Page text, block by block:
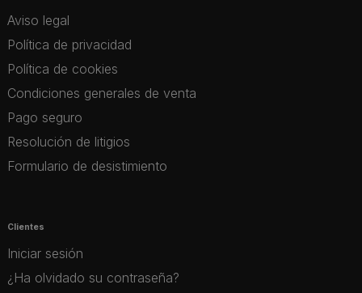
Aviso legal
Política de privacidad
Política de cookies
Condiciones generales de venta
Pago seguro
Resolución de litigios
Formulario de desistimiento
Clientes
Iniciar sesión
¿Ha olvidado su contraseña?